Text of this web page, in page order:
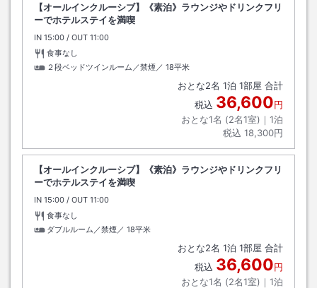
【オールインクルーシブ】《素泊》ラウンジやドリンクフリ
ーでホテルステイを満喫
IN チェックイン
15:00 / OUT チェックアウト
11:00
食事なし
２段ベッドツインルーム／禁煙／ 18平米
おとな2名 1泊 1部屋 合計
税込 36,600円
おとな1名 (2名1室)｜ 1泊
税込 18,300円
【オールインクルーシブ】《素泊》ラウンジやドリンクフリ
ーでホテルステイを満喫
IN チェックイン
15:00 / OUT チェックアウト
11:00
食事なし
ダブルルーム／禁煙／ 18平米
おとな2名 1泊 1部屋 合計
税込 36,600円
おとな1名 (2名1室)｜ 1泊